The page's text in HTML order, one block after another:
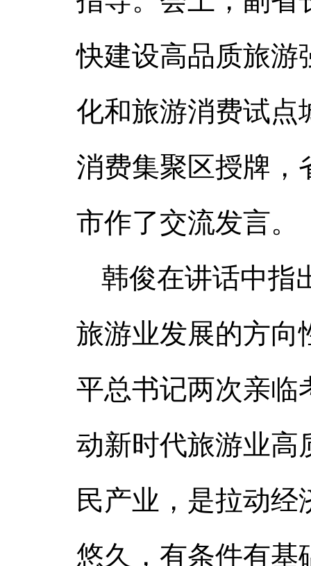
快建设高品质旅游
化和旅游消费试点
消费集聚区授牌，
市作了交流发言。
韩俊在讲话中指
旅游业发展的方向
平总书记两次亲临
动新时代旅游业高
民产业，是拉动
悠久，有条件有基